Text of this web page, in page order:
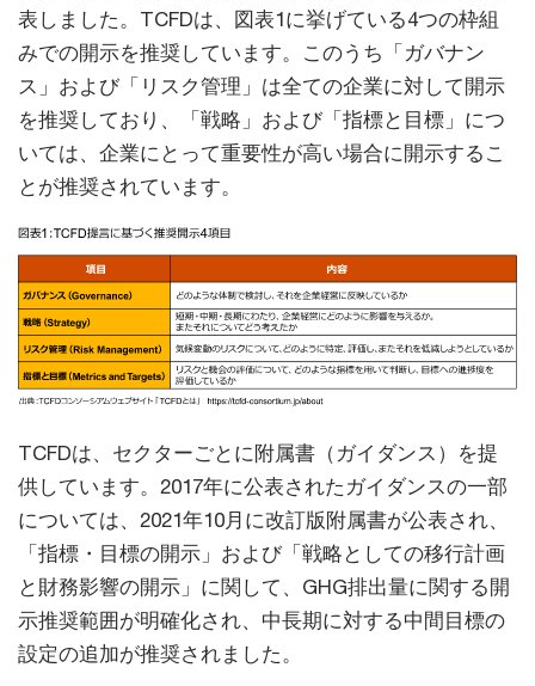
表しました。TCFDは、図表1に挙げている4つの枠組
みでの開示を推奨しています。このうち「ガバナン
ス」および「リスク管理」は全ての企業に対して開示
を推奨しており、「戦略」および「指標と目標」につ
いては、企業にとって重要性が高い場合に開示するこ
とが推奨されています。
TCFDは、セクターごとに附属書（ガイダンス）を提
供しています。2017年に公表されたガイダンスの一部
については、2021年10月に改訂版附属書が公表され、
「指標・目標の開示」および「戦略としての移行計画
と財務影響の開示」に関して、GHG排出量に関する開
示推奨範囲が明確化され、中長期に対する中間目標の
設定の追加が推奨されました。